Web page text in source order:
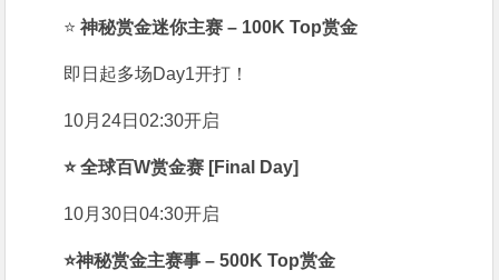
⭐神秘赏金迷你主赛 – 100K Top赏金
即日起多场Day1开打！
10月24日02:30开启
⭐全球百W赏金赛 [Final Day]
10月30日04:30开启
⭐神秘赏金主赛事 – 500K Top赏金